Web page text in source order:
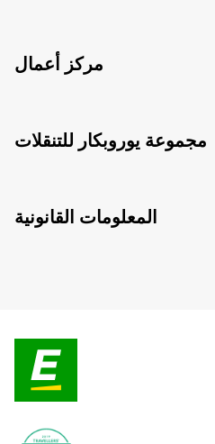
مركز أعمال
مجموعة يوروبكار للتنقلات
المعلومات القانونية